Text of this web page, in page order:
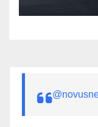
público